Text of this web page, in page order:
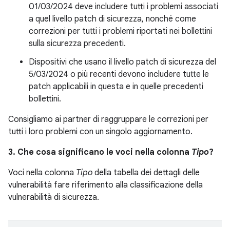
01/03/2024 deve includere tutti i problemi associati
a quel livello patch di sicurezza, nonché come
correzioni per tutti i problemi riportati nei bollettini
sulla sicurezza precedenti.
Dispositivi che usano il livello patch di sicurezza del
5/03/2024 o più recenti devono includere tutte le
patch applicabili in questa e in quelle precedenti
bollettini.
Consigliamo ai partner di raggruppare le correzioni per
tutti i loro problemi con un singolo aggiornamento.
3. Che cosa significano le voci nella colonna Tipo?
Voci nella colonna Tipo della tabella dei dettagli delle
vulnerabilità fare riferimento alla classificazione della
vulnerabilità di sicurezza.